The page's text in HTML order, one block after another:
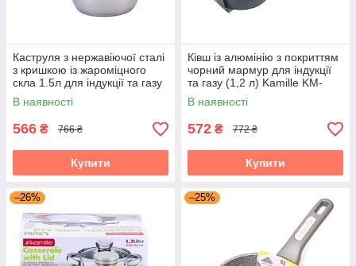
Каструля з нержавіючої сталі
з кришкою із жароміцного
скла 1.5л для індукції та газу
Kamille KM-4900
В наявності
566 ₴ 766 ₴
Купити
Ківш із алюмінію з покриттям
чорний мармур для індукції
та газу (1,2 л) Kamille KM-
5379MR
В наявності
572 ₴ 772 ₴
Купити
–26% –25%